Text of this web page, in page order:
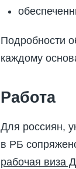
Подробности
каждому
Работа
Для россиян,
в РБ
рабочая виза